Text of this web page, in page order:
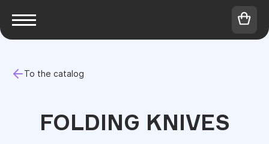
To the catalog
FOLDING KNIVES